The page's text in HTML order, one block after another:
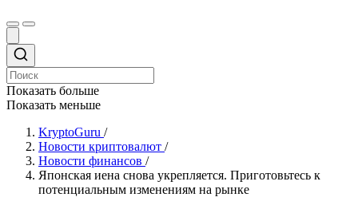
Показать больше
Показать меньше
KryptoGuru /
Новости криптовалют /
Новости финансов /
Японская иена снова укрепляется. Приготовьтесь к
потенциальным изменениям на рынке